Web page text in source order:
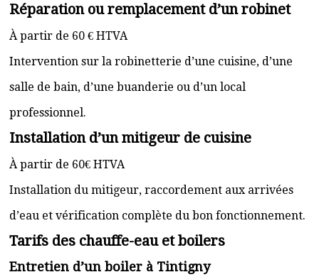
Réparation ou remplacement d’un robinet
À partir de 60 € HTVA
Intervention sur la robinetterie d’une cuisine, d’une
salle de bain, d’une buanderie ou d’un local
professionnel.
Installation d’un mitigeur de cuisine
À partir de 60€ HTVA
Installation du mitigeur, raccordement aux arrivées
d’eau et vérification complète du bon fonctionnement.
Tarifs des chauffe-eau et boilers
Entretien d’un boiler à Tintigny